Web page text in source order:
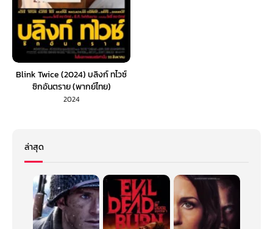
Blink Twice (2024) บลิงก์ ทไวซ์
ซิกอันตราย (พากย์ไทย)
2024
ล่าสุด